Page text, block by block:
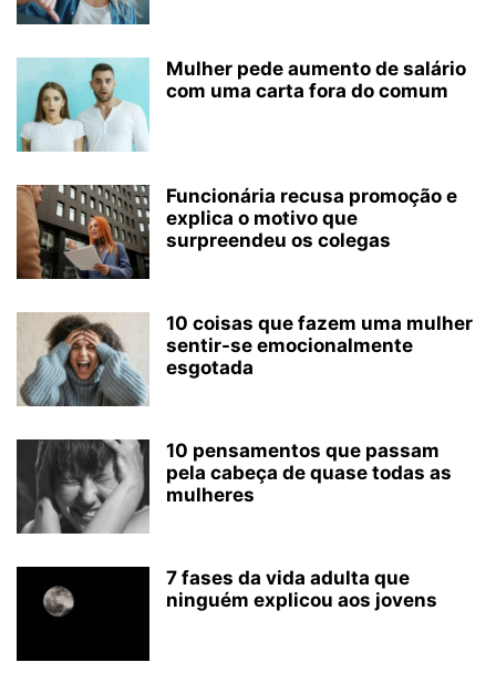
Mulher pede aumento de salário
com uma carta fora do comum
Funcionária recusa promoção e
explica o motivo que
surpreendeu os colegas
10 coisas que fazem uma mulher
sentir-se emocionalmente
esgotada
10 pensamentos que passam
pela cabeça de quase todas as
mulheres
7 fases da vida adulta que
ninguém explicou aos jovens